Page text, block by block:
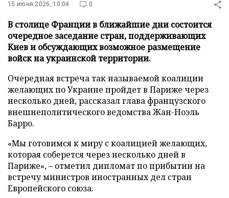
15 июня 2026, 10:04 0
В столице Франции в ближайшие дни состоится
очередное заседание стран, поддерживающих
Киев и обсуждающих возможное размещение
войск на украинской территории.
Очередная встреча так называемой коалиции
желающих по Украине пройдет в Париже через
несколько дней, рассказал глава французского
внешнеполитического ведомства Жан-Ноэль
Барро.
«Мы готовимся к миру с коалицией желающих,
которая соберется через несколько дней в
Париже», – отметил дипломат по прибытии на
встречу министров иностранных дел стран
Европейского союза.